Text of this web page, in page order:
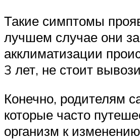
Такие симптомы
лучшем случае они
акклиматизации
3 лет, не стоит
Конечно, родителям
которые часто
организм к